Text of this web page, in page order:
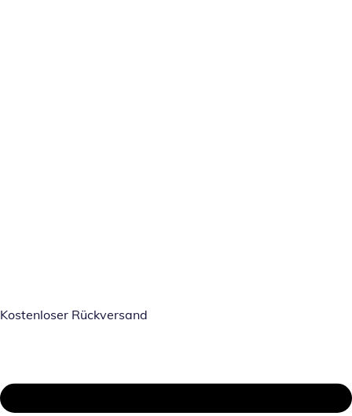
Kostenloser Rückversand